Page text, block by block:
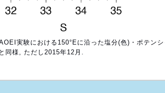
実験における150°Eに沿った塩分(色)・ポテンシ
様, ただし2015年12月.